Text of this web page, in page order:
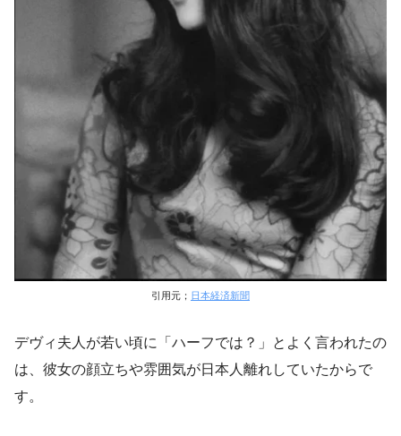
引用元； 日本経済新聞
デヴィ夫人が若い頃に「ハーフでは？」とよく言われたの
は、彼女の顔立ちや雰囲気が日本人離れしていたからで
す。